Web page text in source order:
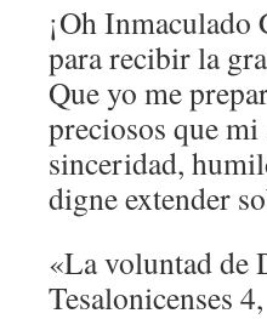
¡Oh
para recibir la
Que yo me
preciosos que
sinceridad,
digne extender
«La voluntad de
Tesalonicenses